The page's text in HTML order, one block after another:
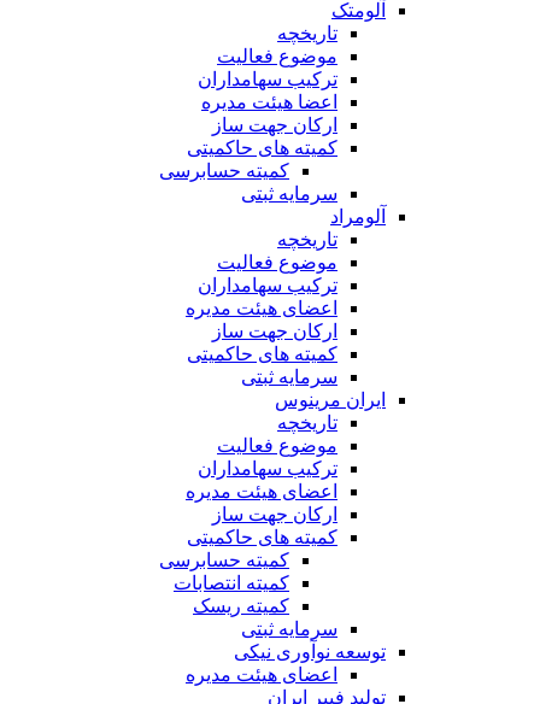
آلومتک
تاریخچه
موضوع فعالیت
ترکیب سهامداران
اعضا هیئت مدیره
ارکان جهت ساز
کمیته های حاکمیتی
کمیته حسابرسی
سرمایه ثبتی
آلومراد
تاریخچه
موضوع فعالیت
ترکیب سهامداران
اعضای هیئت مدیره
ارکان جهت ساز
کمیته های حاکمیتی
سرمایه ثبتی
ایران مرینوس
تاریخچه
موضوع فعالیت
ترکیب سهامداران
اعضای هیئت مدیره
ارکان جهت ساز
کمیته های حاکمیتی
کمیته حسابرسی
کمیته انتصابات
کمیته ریسک
سرمایه ثبتی
توسعه نوآوری نیکی
اعضای هیئت مدیره
تولید فیبر ایران